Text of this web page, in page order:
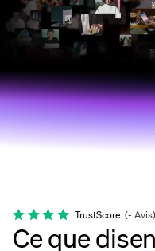
TrustScore (- Avis)
Ce que